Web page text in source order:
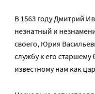
В 1563 году Дмитрий
незнатный и
своего, Юрия
службу к его старшему
известному нам как